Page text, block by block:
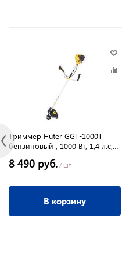
Триммер Huter GGT-1000T
бензиновый , 1000 Вт, 1,4 л.с,
8 490 руб. / шт
В корзину